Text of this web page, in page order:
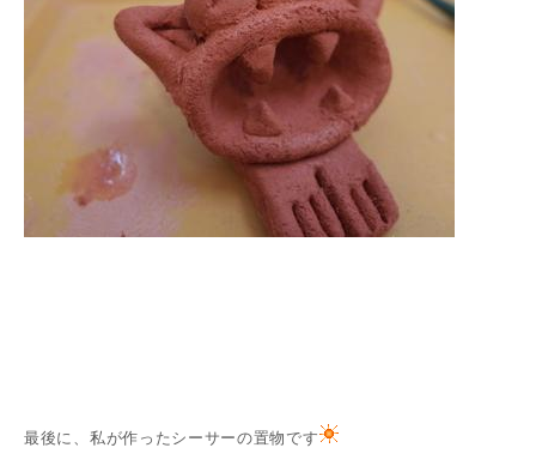
最後に、私が作ったシーサーの置物です